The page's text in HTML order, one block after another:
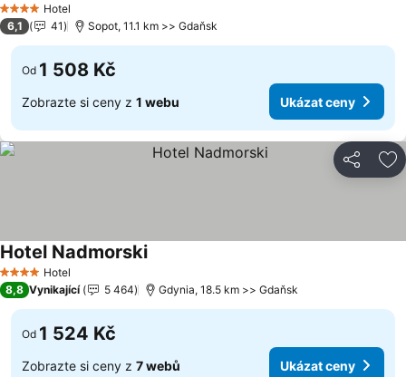
4 Počet hvězdiček
Hotel
6,1 41 Sopot, 11.1 km >> Gdaňsk
Od 1 508 Kč
Zobrazte si ceny z 1 webu Ukázat ceny
Sdílet
4 Počet hvězdiček
Hotel
Hotel NadmorskiUkázat ceny
8,8 Vynikající 5 464 Gdynia, 18.5 km >> Gdaňsk
Od 1 524 Kč
Zobrazte si ceny z 7 webů Ukázat ceny